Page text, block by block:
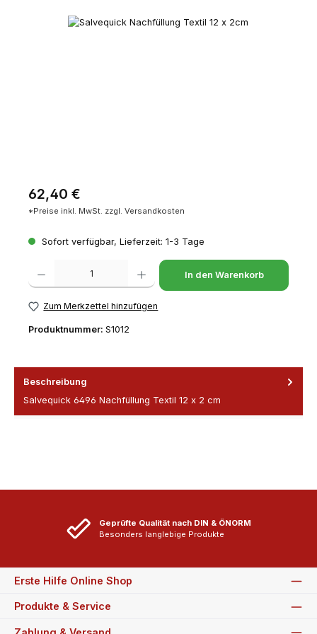
Bildergalerie überspringen
Regulärer Preis:
62,40 €
*Preise inkl. MwSt. zzgl. Versandkosten
Sofort verfügbar, Lieferzeit: 1-3 Tage
Produkt Anzahl: Gib den gewünschten Wert ein oder benutze die
In den Warenkorb
Zum Merkzettel hinzufügen
Produktnummer: S1012
Beschreibung
Salvequick 6496 Nachfüllung Textil 12 x 2 cm
Geprüfte Qualität nach DIN & ÖNORM
Besonders langlebige Produkte
Erste Hilfe Online Shop
Produkte & Service